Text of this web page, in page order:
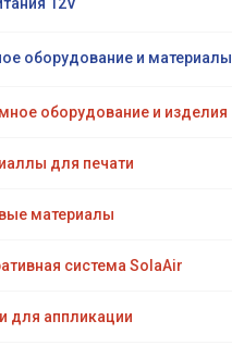
оборудование и материалы
оборудование и изделия
для печати
материалы
система SolaAir
для аппликации